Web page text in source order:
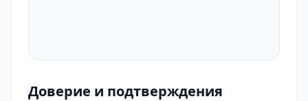
Доверие и подтверждения